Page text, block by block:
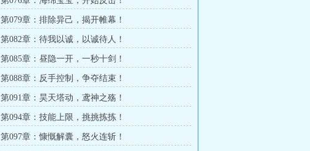
第079章：排除异己，揭开帷幕！
第082章：待我以诚，以诚待人！
第085章：昼隐一开，一秒十剑！
第088章：反手控制，争夺结束！
第091章：昊天塔动，鸢神之殇！
第094章：技能上限，挑挑拣拣！
第097章：慷慨解囊，怒火连斩！